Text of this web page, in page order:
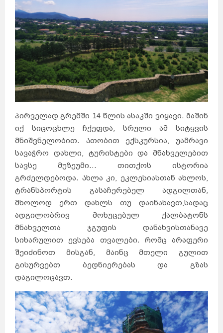
Პირველად გრემში 14 წლის ასაკში ვიყავი. Მაშინ
იქ სიცოცხლე ჩქეფდა, სრული ამ სიტყვის
მნიშვნელობით. Ათობით ექსკურსია, უამრავი
სავაჭრო დახლი, ტურისტები და მნახველებით
სავსე მუზეუმი… თითქოს ისტორია
გრძელდებოდა. Ახლა კი, ეკლესიასთან ახლოს,
ტრანსპორტის გასაჩერებელ ადგილთან,
მხოლოდ ერთ დახლს თუ დაინახავთ,სადაც
ადგილობრივ მოხუცებულ ქალბატონს
მნახველთა ჯგუფის დანახვისთანავე
სიხარულით ევსება თვალები. Რომც არაფერი
შეიძინოთ მისგან, მაინც მთელი გულით
გისურვებთ ბედნიერებას და გზას
დაგილოცავთ.